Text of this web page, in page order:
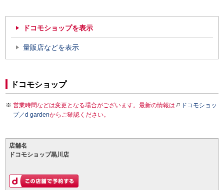
ドコモショップを表示
量販店などを表示
ドコモショップ
営業時間などは変更となる場合がございます。最新の情報は
ドコモショッ
プ／d gardenからご確認ください。
店舗名
ドコモショップ黒川店